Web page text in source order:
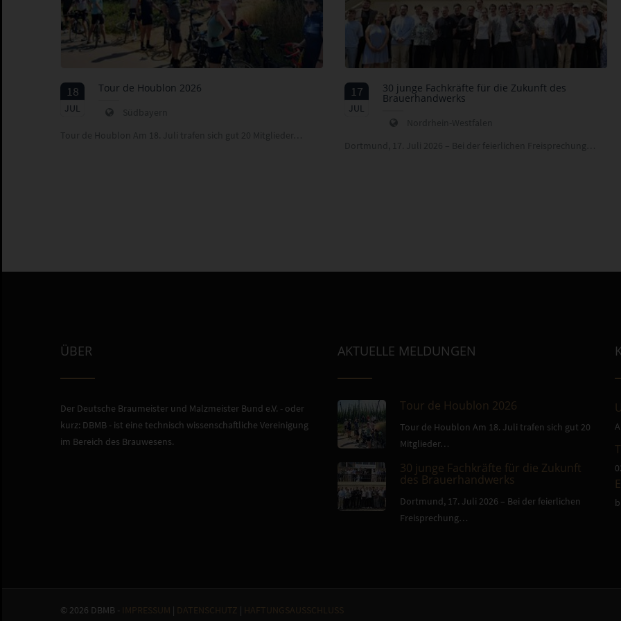
18
JUL
2026
Tour de Houblon 2026
Südbayern
Tour de Houblon Am 18. Juli trafen sich gut 20 Mitglieder…
17
JUL
2026
30 junge Fachkräfte für die Zukunft des
Brauerhandwerks
Nordrhein-Westfalen
Dortmund, 17. Juli 2026 – Bei der feierlichen Freisprechung…
ÜBER
Der Deutsche Braumeister und Malzmeister Bund e.V. - oder
kurz: DBMB - ist eine technisch wissenschaftliche Vereinigung
im Bereich des Brauwesens.
AKTUELLE MELDUNGEN
Tour de Houblon 2026
Tour de Houblon Am 18. Juli trafen sich gut 20
Mitglieder…
30 junge Fachkräfte für die Zukunft
des Brauerhandwerks
Dortmund, 17. Juli 2026 – Bei der feierlichen
Freisprechung…
© 2026 DBMB - IMPRESSUM | DATENSCHUTZ | HAFTUNGSAUSSCHLUSS